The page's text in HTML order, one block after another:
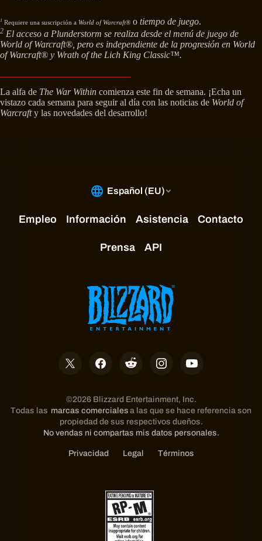
1 Requiere una suscripción a World of Warcraft® o tiempo de juego.
2 El acceso a Plunderstorm se realiza desde el menú de juego de
World of Warcraft®, pero es independiente de la progresión en World
of Warcraft® y Wrath of the Lich King Classic™.
La alfa de The War Within comienza este fin de semana. ¡Echa un
vistazo cada semana para seguir al día con las noticias de World of
Warcrafty las novedades del desarrollo!